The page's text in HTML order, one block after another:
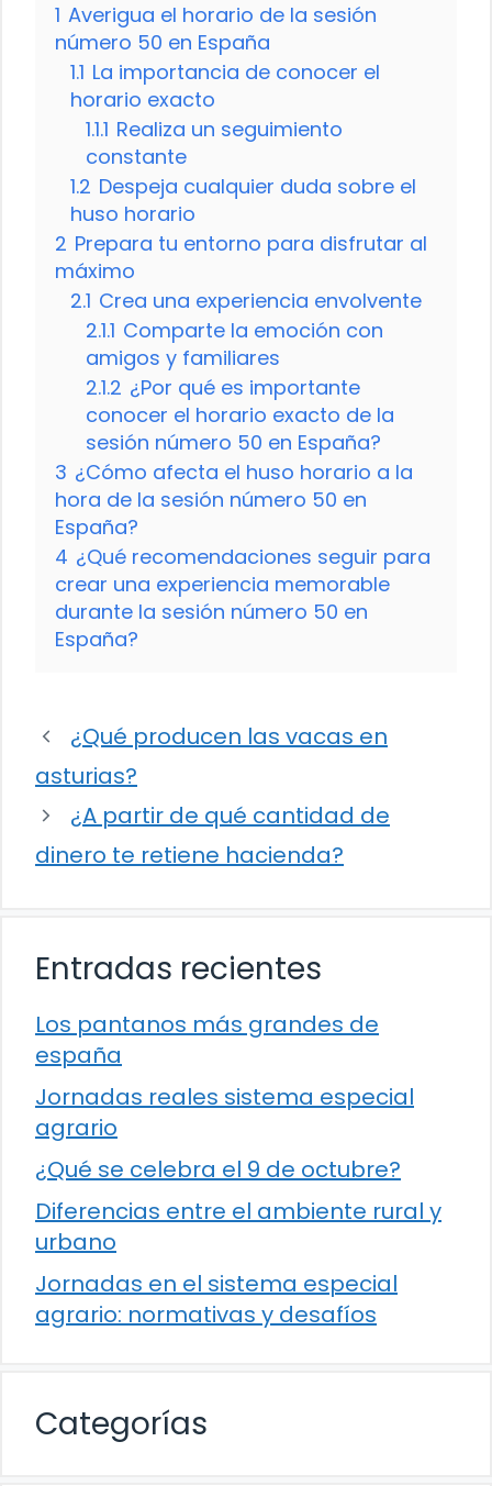
1 Averigua el horario de la sesión
número 50 en España
1.1 La importancia de conocer el
horario exacto
1.1.1 Realiza un seguimiento
constante
1.2 Despeja cualquier duda sobre el
huso horario
2 Prepara tu entorno para disfrutar al
máximo
2.1 Crea una experiencia envolvente
2.1.1 Comparte la emoción con
amigos y familiares
2.1.2 ¿Por qué es importante
conocer el horario exacto de la
sesión número 50 en España?
3 ¿Cómo afecta el huso horario a la
hora de la sesión número 50 en
España?
4 ¿Qué recomendaciones seguir para
crear una experiencia memorable
durante la sesión número 50 en
España?
¿Qué producen las vacas en
asturias?
¿A partir de qué cantidad de
dinero te retiene hacienda?
Entradas recientes
Los pantanos más grandes de
españa
Jornadas reales sistema especial
agrario
¿Qué se celebra el 9 de octubre?
Diferencias entre el ambiente rural y
urbano
Jornadas en el sistema especial
agrario: normativas y desafíos
Categorías